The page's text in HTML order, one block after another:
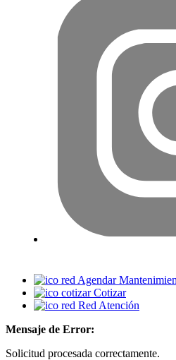
Agendar
Cotizar
Red Atención
Mensaje de Error:
Solicitud procesada correctamente.